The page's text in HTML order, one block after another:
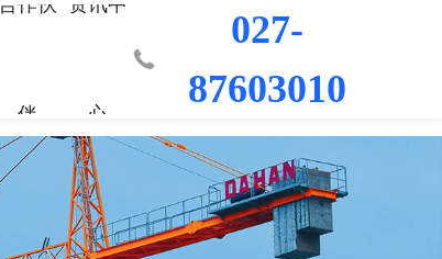
荣誉资质
发展历程
员工风采
城市更新事业部
混凝土外加剂
防水/防腐涂料
修缮材料
科研平台
桥梁隧道工程
水利水电工程
机场码头工程
合作伙
伴
资讯中
心
行业新闻
联系我们
027-
87603010